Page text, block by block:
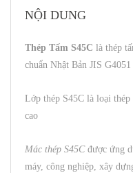
NỘI DUNG
Thép Tấm S45C là thép
chuẩn Nhật Bản JIS G4051
Lớp thép S45C là loại thép
cao
Mác thép S45Cđược ứng
máy, công nghiệp, xây